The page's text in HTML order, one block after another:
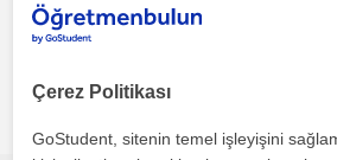
Antalya sehri, Kaleici, Muratpasa
Çerez Politikası
GoStudent, sitenin temel işleyişini